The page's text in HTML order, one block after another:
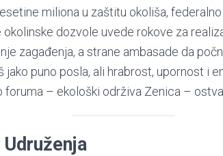
miliona u zaštitu okoliša,
okolinske dozvole uvede rokove za
zagađenja, a strane ambasade da
jako puno posla, ali hrabrost, upornost i
foruma – ekološki održiva Zenica –